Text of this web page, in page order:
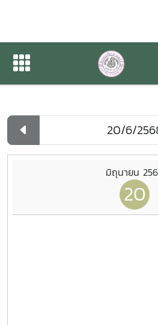
ปฏิทินกิจกรรมของ
ปฏิทินกิจกรรมของหน่วยงาน
มิถุนายน
20